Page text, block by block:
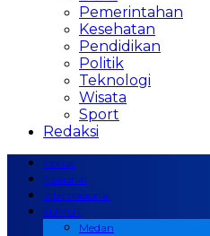
Pemerintahan
Kesehatan
Pendidikan
Politik
Teknologi
Wisata
Sport
Redaksi
Home
Nasional
Internasional
SUMUT
Medan